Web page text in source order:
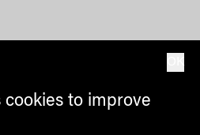
cookies to improve